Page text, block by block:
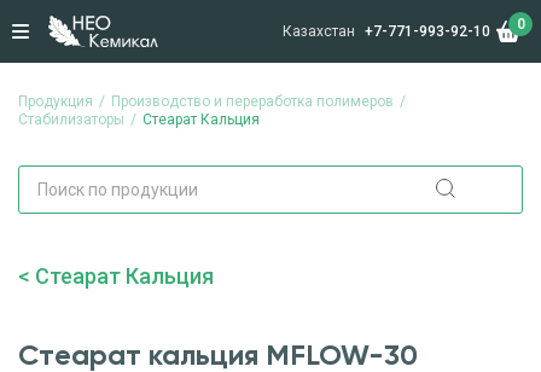
Казахстан +7-771-993-92-10 0
Продукция
Производство и переработка полимеров
Стабилизаторы
Стеарат Кальция
Стеарат Кальция
Стеарат кальция MFLOW-30